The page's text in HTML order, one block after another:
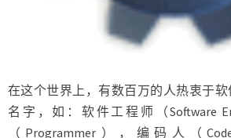
在这个世界上，有数百万的人热衷于
名字，如：软件工程师（Software
（Programmer），编码人（